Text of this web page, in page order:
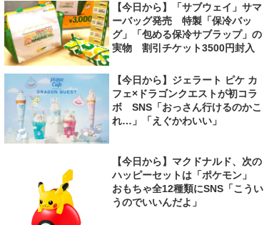
【今日から】「サブウェイ」サマ
ーバッグ発売 特製「保冷バッ
グ」「包める保冷サブラップ」の
実物 割引チケット3500円封入
【今日から】ジェラート ピケ カ
フェ×ドラゴンクエストが初コラ
ボ SNS「おっさん行けるのかこ
れ…」「えぐかわいい」
【今日から】マクドナルド、次の
ハッピーセットは「ポケモン」
おもちゃ全12種類にSNS「こうい
うのでいいんだよ」